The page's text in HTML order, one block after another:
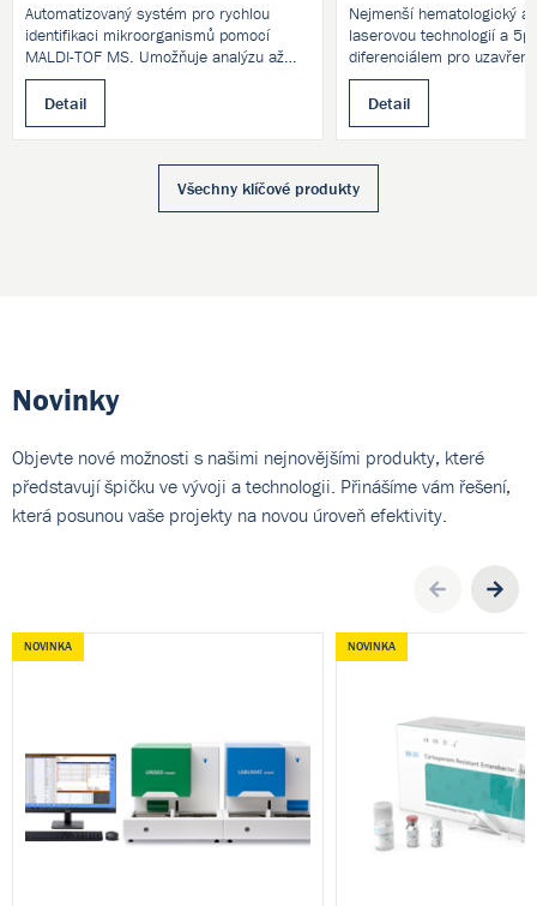
Automatizovaný systém pro rychlou
identifikaci mikroorganismů pomocí
MALDI-TOF MS. Umožňuje analýzu až
600 vzorků za hodinu. Využívá režim
pozitivních a výzkumně i negativních
iontů. Ideální pro klinické, farmaceutické
i výzkumné laboratoře.
Detail
Nejmenší hematologický
laserovou technologií a
diferenciálem pro
Detail
Všechny klíčové produkty
Novinky
Objevte nové možnosti s našimi nejnovějšími produkty, které
představují špičku ve vývoji a technologii. Přinášíme vám řešení,
která posunou vaše projekty na novou úroveň efektivity.
NOVINKA NOVINKA